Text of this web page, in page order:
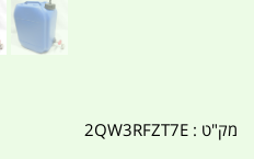
מק"ט : 2QW3RFZT7E